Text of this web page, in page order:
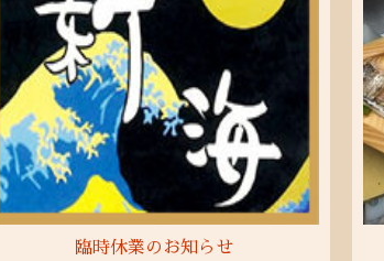
臨時休業のお知らせ